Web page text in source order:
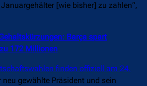
[wie bisher] zu zahlen“,
Barça spart
172 Millionen
finden offiziell am 24.
neu gewählte Präsident und sein